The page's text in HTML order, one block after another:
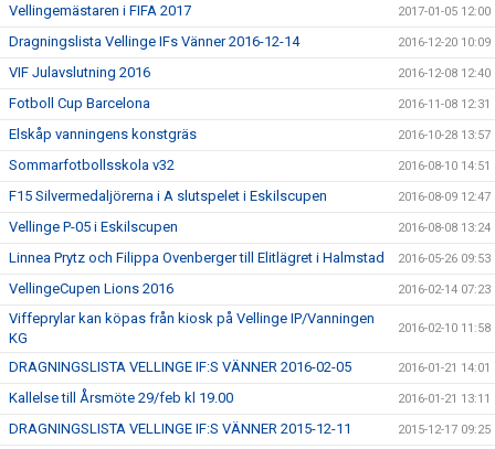
Vellingemästaren i FIFA 2017 2017-01-05 12:00
Dragningslista Vellinge IFs Vänner 2016-12-14 2016-12-20 10:09
VIF Julavslutning 2016 2016-12-08 12:40
Fotboll Cup Barcelona 2016-11-08 12:31
Elskåp vanningens konstgräs 2016-10-28 13:57
Sommarfotbollsskola v32 2016-08-10 14:51
F15 Silvermedaljörerna i A slutspelet i Eskilscupen 2016-08-09 12:47
Vellinge P-05 i Eskilscupen 2016-08-08 13:24
Linnea Prytz och Filippa Ovenberger till Elitlägret i Halmstad 2016-05-26 09:53
VellingeCupen Lions 2016 2016-02-14 07:23
Viffeprylar kan köpas från kiosk på Vellinge IP/Vanningen
KG
2016-02-10 11:58
DRAGNINGSLISTA VELLINGE IF:S VÄNNER 2016-02-05 2016-01-21 14:01
Kallelse till Årsmöte 29/feb kl 19.00 2016-01-21 13:11
DRAGNINGSLISTA VELLINGE IF:S VÄNNER 2015-12-11 2015-12-17 09:25